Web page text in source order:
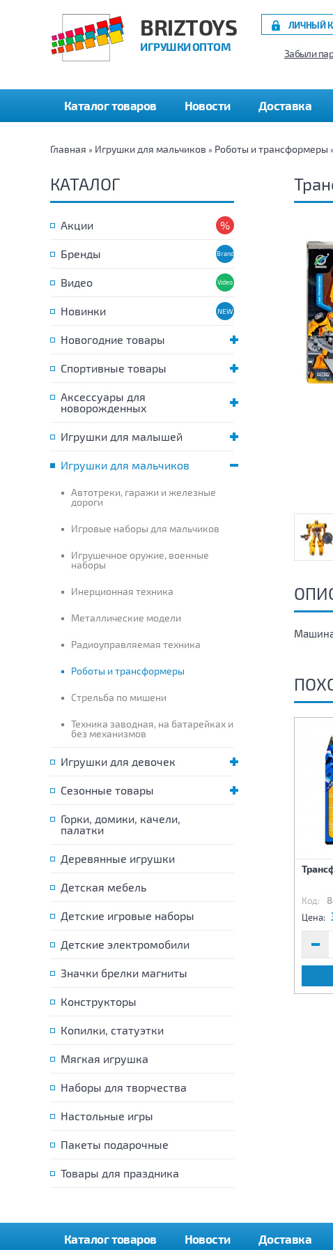
BRIZTOYS
ИГРУШКИ ОПТОМ
ЛИЧНЫЙ
Забыли
Каталог товаров Новости Доставка
Главная » Игрушки для мальчиков » Роботы и трансформеры »
КАТАЛОГ
Акции
Бренды
Видео
Новинки
Новогодние товары
Спортивные товары
Аксессуары для
новорожденных
Игрушки для малышей
Игрушки для мальчиков
Автотреки, гаражи и железные
дороги
Игровые наборы для мальчиков
Игрушечное оружие, военные
наборы
Инерционная техника
Металлические модели
Радиоуправляемая техника
Роботы и трансформеры
Стрельба по мишени
Техника заводная, на батарейках и
без механизмов
Игрушки для девочек
Сезонные товары
Горки, домики, качели,
палатки
Деревянные игрушки
Детская мебель
Детские игровые наборы
Детские электромобили
Значки брелки магниты
Конструкторы
Копилки, статуэтки
Мягкая игрушка
Наборы для творчества
Настольные игры
Пакеты подарочные
Товары для праздника
Трансформер-машина
3 000 р.
В КОРЗИНУ
Цена: 2 490 р.
В КОРЗИНУ
Код:
Цена:
Каталог товаров Новости Доставка